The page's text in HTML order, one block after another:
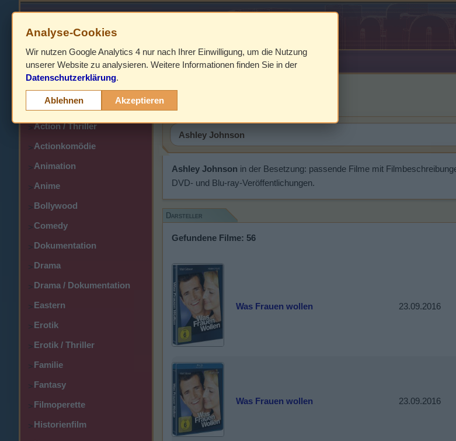
HOME
>
> Action
>Action / Thriller
>Actionkomödie
>Animation
>Anime
>Bollywood
>Comedy
>Dokumentation
>Drama
>Drama / Dokumentation
>Eastern
>Erotik
>Erotik / Thriller
>Familie
>Fantasy
>Filmoperette
>Historienfilm
Ashley Johnson
Ashley Johnson in der Besetzung: passende Filme mit
DVD- und Blu-ray-Veröffentlichungen.
Darsteller
Gefundene Filme: 56
Was Frauen wollen 23.09.2016
Was Frauen wollen 23.09.2016
Analyse-Cookies
Wir nutzen Google Analytics 4 nur nach Ihrer Einwilligung, um die Nutzung
unserer Website zu analysieren. Weitere Informationen finden Sie in der
Datenschutzerklärung.
Ablehnen Akzeptieren